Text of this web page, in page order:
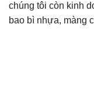
chúng tôi còn kinh
bao bì nhựa, màng